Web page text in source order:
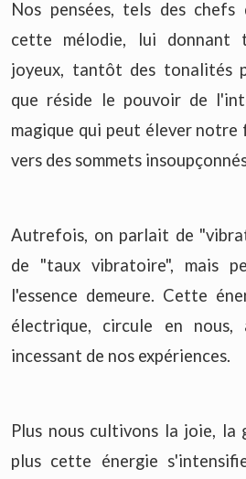
Nos pensées, tels des chefs
cette mélodie, lui donnant
joyeux, tantôt des tonalités
que réside le pouvoir de
magique qui peut élever
vers des sommets
Autrefois, on parlait de
de "taux vibratoire", mais
l'essence demeure. Cette
électrique, circule en
incessant de nos expériences.
Plus nous cultivons la joie, la
plus cette énergie